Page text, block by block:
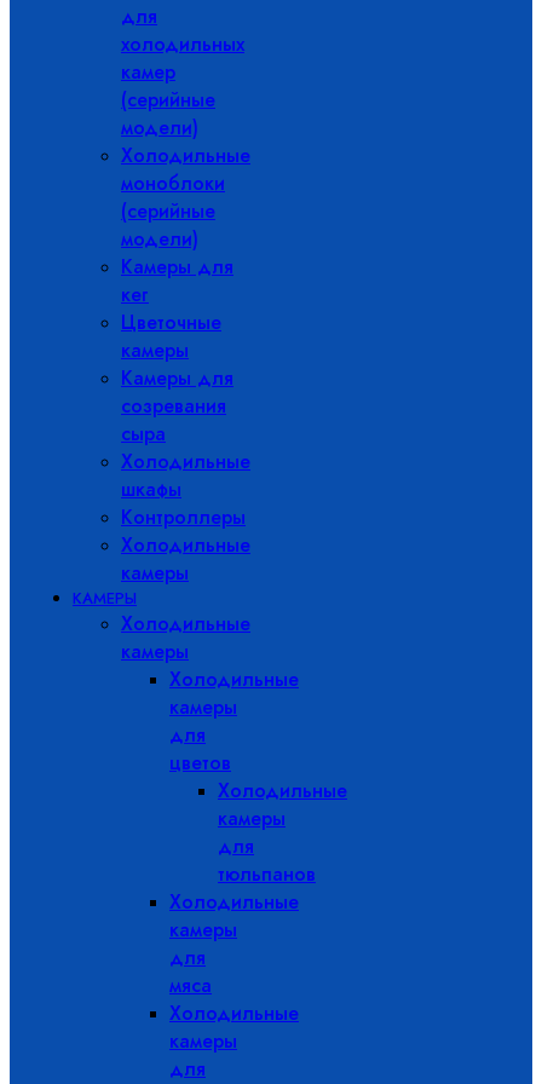
для
холодильных
камер
(серийные
модели)
Холодильные
моноблоки
(серийные
модели)
Камеры для
кег
Цветочные
камеры
Камеры для
созревания
сыра
Холодильные
шкафы
Контроллеры
Холодильные
камеры
КАМЕРЫ
Холодильные
камеры
Холодильные
камеры
для
цветов
Холодильные
камеры
для
тюльпанов
Холодильные
камеры
для
мяса
Холодильные
камеры
для